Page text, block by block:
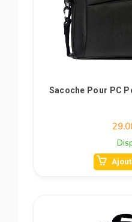
Sacoche Pour PC